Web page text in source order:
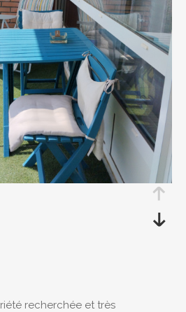
recherchée et très